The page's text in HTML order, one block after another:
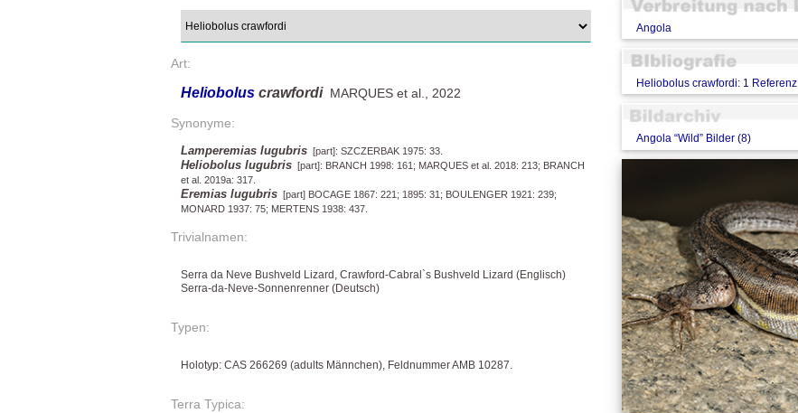
Art:
Heliobolus crawfordiMARQUES et al., 2022
Synonyme:
Lamperemias lugubris [part]: SZCZERBAK 1975: 33.
Heliobolus lugubris [part]: BRANCH 1998: 161; MARQUES et al. 2018: 213; BRANCH
et al. 2019a: 317.
Eremias lugubris [part] BOCAGE 1867: 221; 1895: 31; BOULENGER 1921: 239;
MONARD 1937: 75; MERTENS 1938: 437.
Trivialnamen:
Serra da Neve Bushveld Lizard, Crawford-Cabral`s Bushveld Lizard (Englisch)
Serra-da-Neve-Sonnenrenner (Deutsch)
Typen:
Holotyp: CAS 266269 (adults Männchen), Feldnummer AMB 10287.
Terra Typica:
Angola
Heliobolus crawfordi: 1 Referenz
Angola “Wild” Bilder (8)